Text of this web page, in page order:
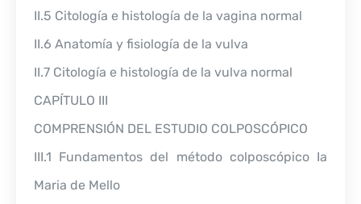
II.5 Citología e histología de la vagina normal
II.6 Anatomía y fisiología de la vulva
II.7 Citología e histología de la vulva normal
CAPÍTULO III
COMPRENSIÓN DEL ESTUDIO COLPOSCÓPICO
III.1 Fundamentos del método colposcópico Ia
Maria de Mello